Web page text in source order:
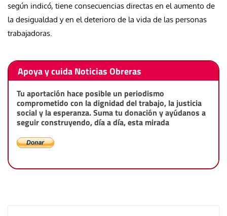
según indicó, tiene consecuencias directas en el aumento de
la desigualdad y en el deterioro de la vida de las personas
trabajadoras.
Apoya y cuida Noticias Obreras
Tu aportación hace posible un periodismo
comprometido con la dignidad del trabajo, la justicia
social y la esperanza. Suma tu donación y ayúdanos a
seguir construyendo, día a día, esta mirada